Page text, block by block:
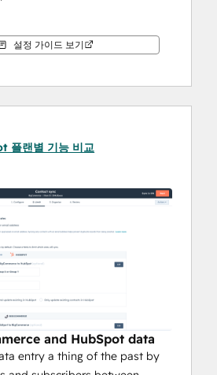
customers,
and orders to HubSpot
an accurate history of
interactions.
mappings and automatic
custom field mappings that
specific business processes
management requirements.
emails and marketing
automatically, such
an order confirmation or
welcome email.
revenue and campaign
by monitoring
설정 가이드 보기
플랜별 기능 비교
and HubSpot data
entry a thing of the past by